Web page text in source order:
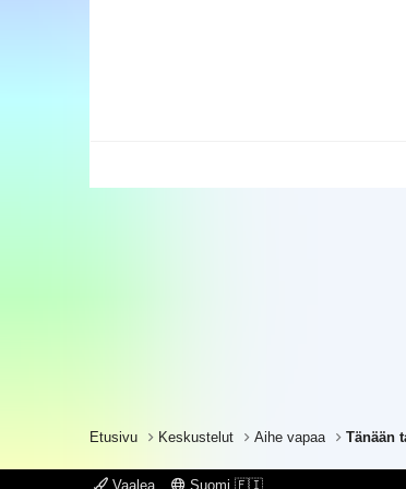
Etusivu Keskustelut Aihe vapaa
Vaalea Suomi 🇫🇮